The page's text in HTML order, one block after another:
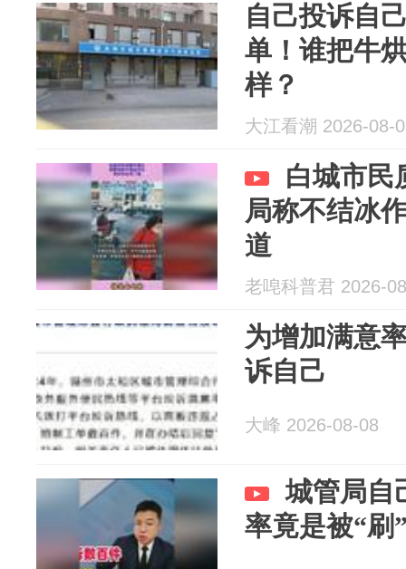
自己投诉自
单！谁把牛
样？
大江看潮 2026-08-
白城市民
局称不结冰
道
老唣科普君 2026-
为增加满意
诉自己
大峰 2026-08-08
城管局自
率竟是被“刷